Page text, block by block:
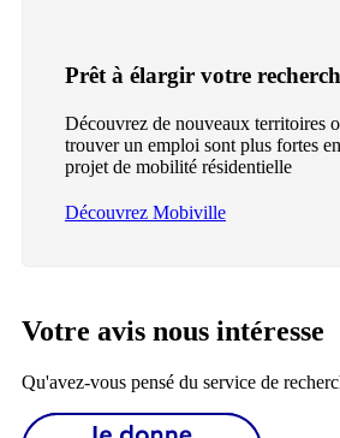
Prêt à élargir votre
Découvrez de nouveaux territoires
trouver un emploi sont plus fortes
projet de mobilité résidentielle
Découvrez Mobiville
Votre avis nous intéresse
Qu'avez-vous pensé du service de